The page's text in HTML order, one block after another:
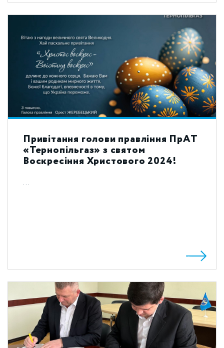
Привітання голови правління ПрАТ
«Тернопільгаз» з святом
Воскресіння Христового 2024!
...